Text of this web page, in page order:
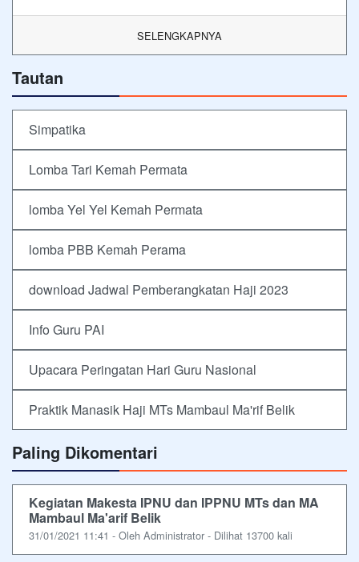
SELENGKAPNYA
Tautan
Simpatika
Lomba Tari Kemah Permata
lomba Yel Yel Kemah Permata
lomba PBB Kemah Perama
download Jadwal Pemberangkatan Haji 2023
Info Guru PAI
Upacara Peringatan Hari Guru Nasional
Praktik Manasik Haji MTs Mambaul Ma'rif Belik
Paling Dikomentari
Kegiatan Makesta IPNU dan IPPNU MTs dan MA
Mambaul Ma'arif Belik
31/01/2021 11:41 - Oleh Administrator - Dilihat 13700 kali